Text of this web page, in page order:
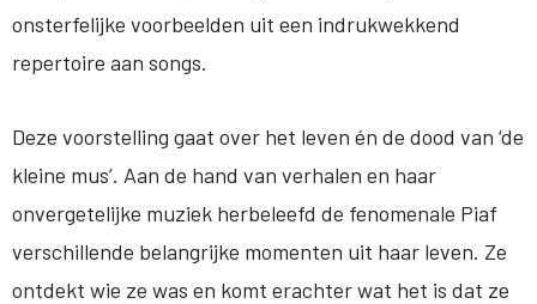
onsterfelijke voorbeelden uit een indrukwekkend
repertoire aan songs.
Deze voorstelling gaat over het leven én de dood van ‘de
kleine mus’. Aan de hand van verhalen en haar
onvergetelijke muziek herbeleefd de fenomenale Piaf
verschillende belangrijke momenten uit haar leven. Ze
ontdekt wie ze was en komt erachter wat het is dat ze